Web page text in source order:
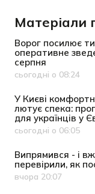
Матеріали
Ворог посилює
оперативне
серпня
Дата публікації
сьогодні о 08:24
У Києві
лютує спека:
для українців у
Дата публікації
сьогодні о 06:05
Випрямився - і
перевірили, як
Дата публікації
вчора 20:07